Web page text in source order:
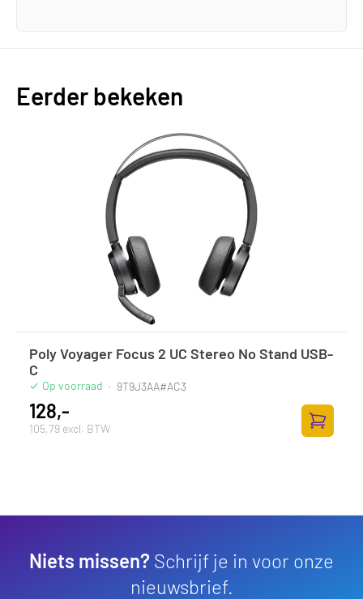
Eerder bekeken
Poly Voyager Focus 2 UC Stereo No Stand USB-
C
Op voorraad · 9T9J3AA#AC3
128,-
105,79 excl. BTW
Niets missen? Schrijf je in voor onze
nieuwsbrief.